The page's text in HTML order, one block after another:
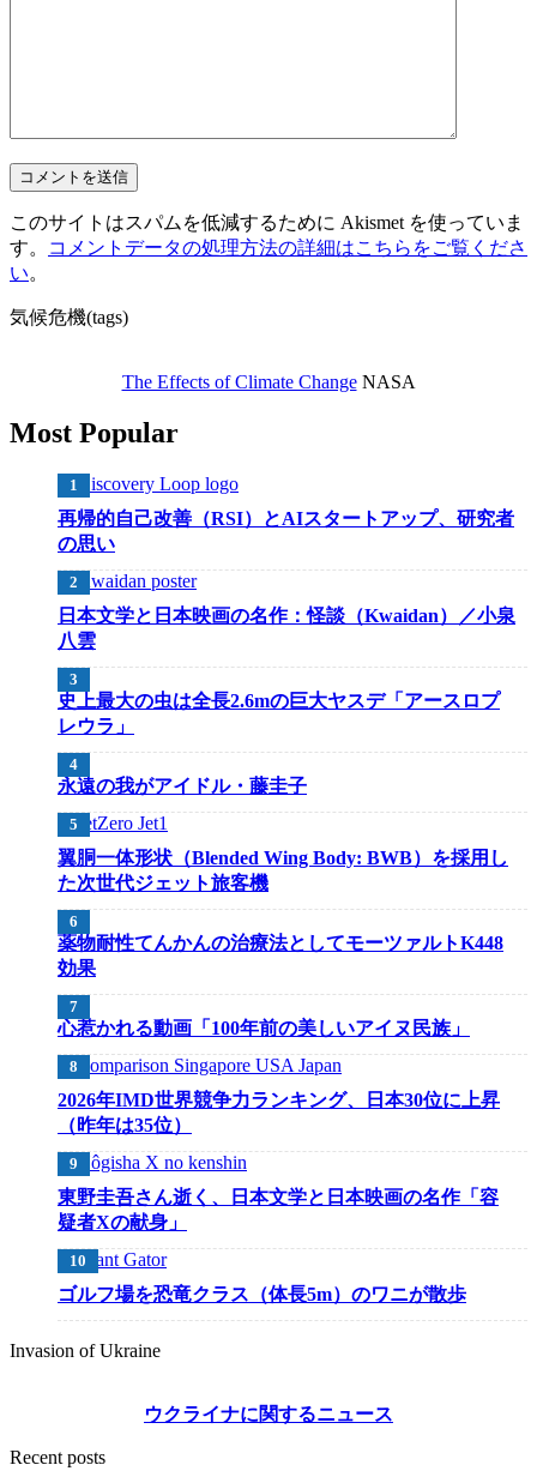
このサイトはスパムを低減するために Akismet を使っていま
す。
コメントデータの処理方法の詳細はこちらをご覧くださ
い。
気候危機(tags)
The Effects of Climate ChangeNASA
Most Popular
再帰的自己改善（RSI）とAIスタートアップ、研究者
の思い
日本文学と日本映画の名作：怪談（Kwaidan）／小泉
八雲
史上最大の虫は全長2.6mの巨大ヤスデ「アースロプ
レウラ」
永遠の我がアイドル・藤圭子
翼胴一体形状（Blended Wing Body: BWB）を採用し
た次世代ジェット旅客機
薬物耐性てんかんの治療法としてモーツァルトK448
効果
心惹かれる動画「100年前の美しいアイヌ民族」
2026年IMD世界競争力ランキング、日本30位に上昇
（昨年は35位）
東野圭吾さん逝く、日本文学と日本映画の名作「容
疑者Xの献身」
ゴルフ場を恐竜クラス（体長5m）のワニが散歩
Invasion of Ukraine
ウクライナに関するニュース
Recent posts